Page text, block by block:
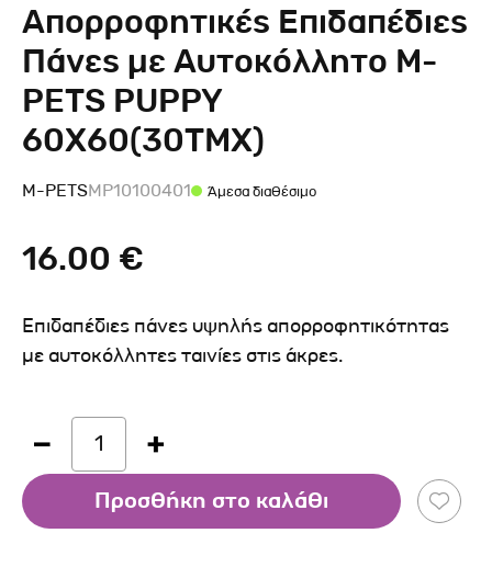
Απορροφητικές Επιδαπέδιες
Πάνες με Αυτοκόλλητο M-
PETS PUPPY
60X60(30TMX)
M-PETSMP10100401 Άμεσα διαθέσιμο
16.00 €
Επιδαπέδιες πάνες υψηλής απορροφητικότητας
με αυτοκόλλητες ταινίες στις άκρες.
1
Προσθήκη στο καλάθι